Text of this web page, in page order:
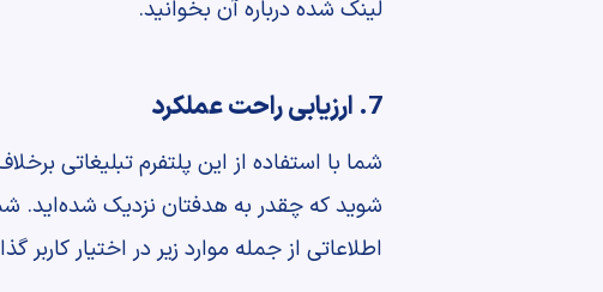
لینک شده درباره آن بخوانید.
7. ارزیابی راحت عملکرد
شما با استفاده از این پلتفرم تبلیغاتی
شوید که چقدر به هدفتان نزدیک شده‌اید. شما
اطلاعاتی از جمله موارد زیر در اختیار کاربر